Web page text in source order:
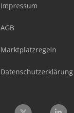
Impressum
AGB
Marktplatzregeln
Datenschutzerklärung